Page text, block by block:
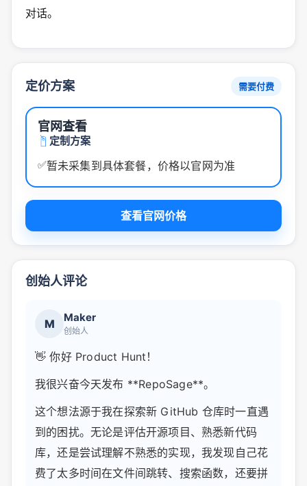
对话。
定价方案 需要付费
官网查看
定制方案
✅暂未采集到具体套餐，价格以官网为准
查看官网价格
创始人评论
M Maker
创始人
👋 你好 Product Hunt！
我很兴奋今天发布 **RepoSage**。
这个想法源于我在探索新 GitHub 仓库时一直遇
到的困扰。无论是评估开源项目、熟悉新代码
库，还是尝试理解不熟悉的实现，我发现自己花
费了太多时间在文件间跳转、搜索函数，还要拼